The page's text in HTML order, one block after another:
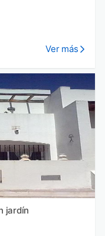
Ver más
jardín